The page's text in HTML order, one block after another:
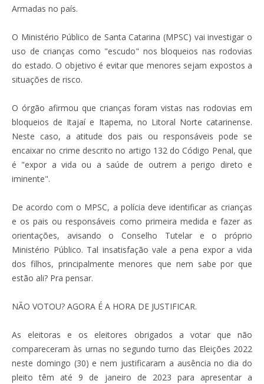
Armadas no país.
O Ministério Público de Santa Catarina (MPSC) vai investigar o
uso de crianças como "escudo" nos bloqueios nas rodovias
do estado. O objetivo é evitar que menores sejam expostos a
situações de risco.
O órgão afirmou que crianças foram vistas nas rodovias em
bloqueios de Itajaí e Itapema, no Litoral Norte catarinense.
Neste caso, a atitude dos pais ou responsáveis pode se
encaixar no crime descrito no artigo 132 do Código Penal, que
é "expor a vida ou a saúde de outrem a perigo direto e
iminente".
De acordo com o MPSC, a polícia deve identificar as crianças
e os pais ou responsáveis como primeira medida e fazer as
orientações, avisando o Conselho Tutelar e o próprio
Ministério Público. Tal insatisfação vale a pena expor a vida
dos filhos, principalmente menores que nem sabe por que
estão ali? Pra pensar.
NÃO VOTOU? AGORA É A HORA DE JUSTIFICAR.
As eleitoras e os eleitores obrigados a votar que não
compareceram às urnas no segundo turno das Eleições 2022
neste domingo (30) e nem justificaram a ausência no dia do
pleito têm até 9 de janeiro de 2023 para apresentar a